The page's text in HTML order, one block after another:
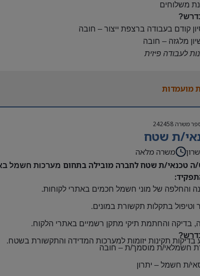
משלוחים
קודם בעבודה ברצפת ייצור – חובה
מלגזה – חובה
לעבודה פיזית
| ימים א-ה | 6:30-15:30
ובונוסים
חברה מהיום הראשון
חדרה
מועמדות
משרה242458
ת שטח
משרה מלאה
ה טכנאי/ת שטח לחברה מובילה בתחום מערכות חשמל
והחלפה של מוני חשמל חכמים באתרי לקוחות.
וטיפול בתקלות תקשורת במונים.
בדיקה והחתמת תיקי מתקן רשמיים באתרי הלקוח.
בדיקות תקינות יזומות למערכות המדידה והתקשורת בשטח.
חשמלאי/ת מוסמך/ת – חובה
ת חשמל – יתרון